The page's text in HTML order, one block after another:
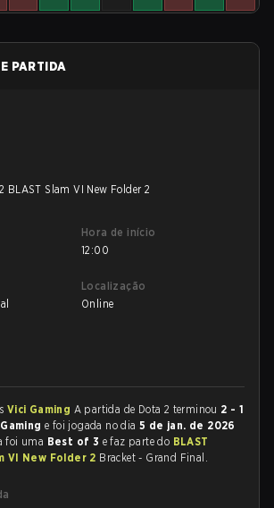
PARTIDA
BLAST Slam VI New Folder 2
Hora de início
12:00
Localização
Online
Vici Gaming A partida de Dota 2 terminou 2 - 1
e foi jogada no dia5 de jan. de 2026
foi uma Best of 3 e faz parte do BLAST
VI New Folder 2 Bracket - Grand Final.